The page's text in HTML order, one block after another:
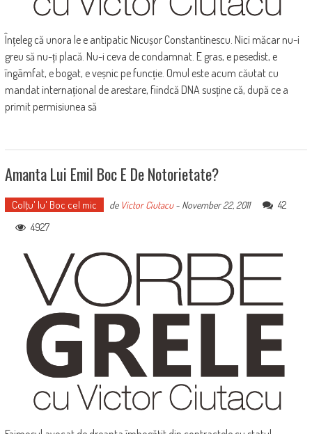
Înțeleg că unora le e antipatic Nicușor Constantinescu. Nici măcar nu-i
greu să nu-ți placă. Nu-i ceva de condamnat. E gras, e pesedist, e
îngâmfat, e bogat, e veșnic pe funcție. Omul este acum căutat cu
mandat internațional de arestare, fiindcă DNA susține că, după ce a
primit permisiunea să
Amanta Lui Emil Boc E De Notorietate?
Colţu' lu' Boc cel mic de Victor Ciutacu- November 22, 2011
42
4927